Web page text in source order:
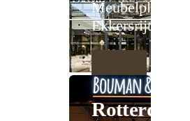
Meubelplein
Ekkersrijt
Rotterdam